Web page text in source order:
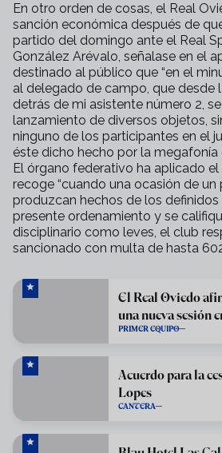
En otro orden de cosas, el Real
sanción económica después de
partido del domingo ante el Real
González Arévalo, señalase en el
destinado al público que “en el
al delegado de campo, que desde
detrás de mi asistente número 2,
lanzamiento de diversos objetos,
ninguno de los participantes en el
éste dicho hecho por la megafonía
El órgano federativo ha aplicado el
recoge “cuando una ocasión de un
produzcan hechos de los definidos
presente ordenamiento y se
disciplinario como leves, el club
sancionado con multa de hasta 602
El Real Oviedo
una nueva sesión
PRIMER EQUIPO
Acuerdo para la
Lopes
CANTERA